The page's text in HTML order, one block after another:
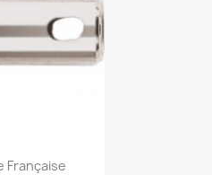
rapide
Française